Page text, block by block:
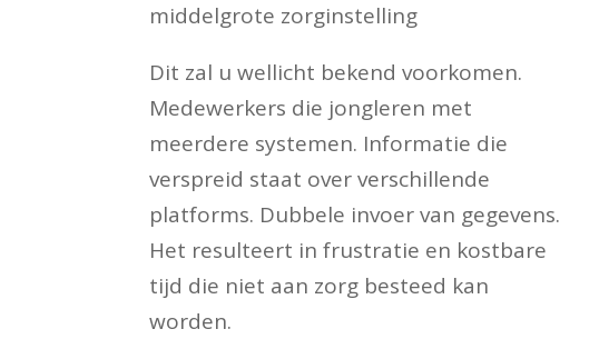
middelgrote zorginstelling
Dit zal u wellicht bekend voorkomen.
Medewerkers die jongleren met
meerdere systemen. Informatie die
verspreid staat over verschillende
platforms. Dubbele invoer van gegevens.
Het resulteert in frustratie en kostbare
tijd die niet aan zorg besteed kan
worden.